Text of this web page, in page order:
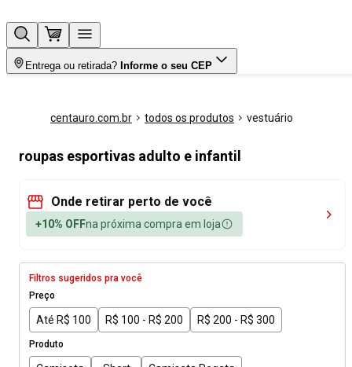
Entrega ou retirada? Informe o seu CEP
centauro.com.br todos os produtos vestuário
roupas esportivas adulto e infantil
Onde retirar perto de você
+10% OFFna próxima compra em loja
Filtros sugeridos pra você
Preço
Até R$ 100 R$ 100 - R$ 200 R$ 200 - R$ 300
Produto